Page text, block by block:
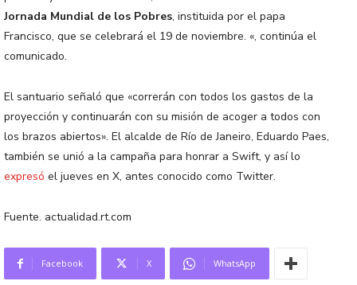
Jornada Mundial de los Pobres, instituida por el papa
Francisco, que se celebrará el 19 de noviembre. «, continúa el
comunicado.
El santuario señaló que «correrán con todos los gastos de la
proyección y continuarán con su misión de acoger a todos con
los brazos abiertos». El alcalde de Río de Janeiro, Eduardo Paes,
también se unió a la campaña para honrar a Swift, y así lo
expresó el jueves en X, antes conocido como Twitter.
Fuente. actualidad.rt.com
Facebook X WhatsApp